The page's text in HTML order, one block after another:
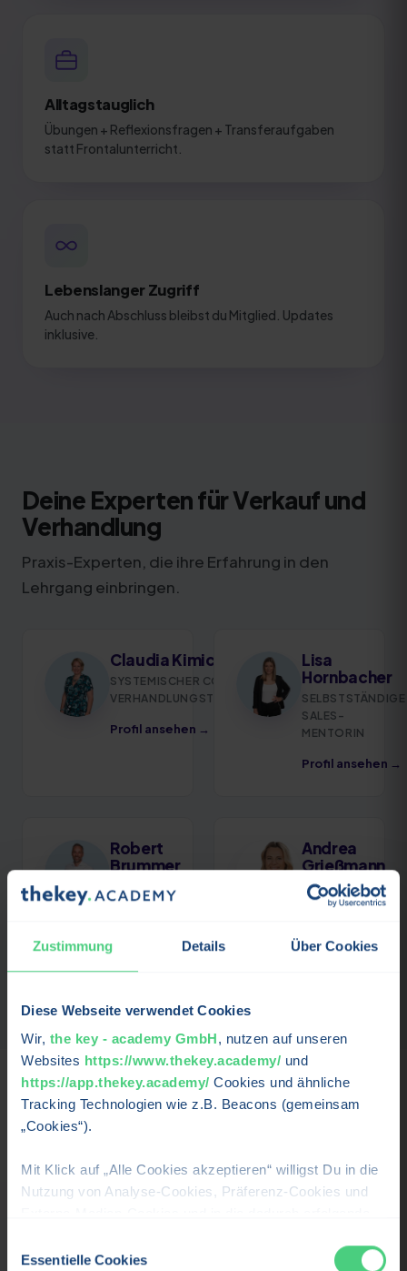
Zustimmung Details Über Cookies
Diese Webseite verwendet Cookies
Wir, the key - academy GmbH, nutzen auf unseren
Websites https://www.thekey.academy/ und
https://app.thekey.academy/ Cookies und ähnliche
Tracking Technologien wie z.B. Beacons (gemeinsam
„Cookies“).
Mit Klick auf „Alle Cookies akzeptieren“ willigst Du in die
Nutzung von Analyse-Cookies, Präferenz-Cookies und
oben beschriebenen Zwecken durch uns oder Dritte, wie
Essentielle Cookies
Alltagstauglich
Übungen + Reflexionsfragen + Transferaufgaben
statt Frontalunterricht.
Lebenslanger Zugriff
Auch nach Abschluss bleibst du Mitglied. Updates
inklusive.
Deine Experten für Verkauf und
Verhandlung
Praxis-Experten, die ihre Erfahrung in den
Lehrgang einbringen.
Claudia Kimich
SYSTEMISCHER COACH,
VERHANDLUNGSTRAINERIN
Profil ansehen →
Lisa
Hornbacher
SELBSTSTÄNDIGE
SALES-
MENTORIN
Profil ansehen →
Robert
Brummer
UND SALES
Profil ansehen →
Andrea
Grießmann
MODERATION
ansehen →
Karriere & Perspektiven
Wohin dichVerkauf und Verhandlung bringt – und für
wen sich der Lehrgang lohnt.